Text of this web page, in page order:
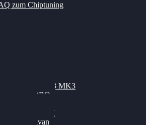
zum Chiptuning
GT-R35 3.8 MK3
TWINTURBO
Passat 2.0TDI
T6 Multivan